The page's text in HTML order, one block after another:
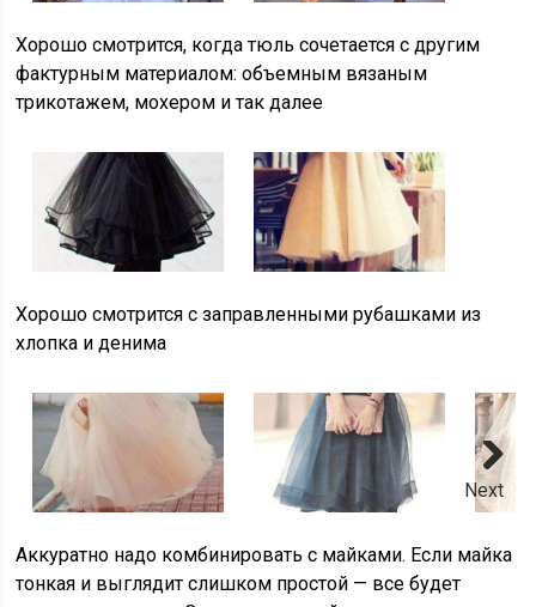
Хорошо смотрится, когда тюль сочетается с другим
фактурным материалом: объемным вязаным
трикотажем, мохером и так далее
Хорошо смотрится с заправленными рубашками из
хлопка и денима
Next
Аккуратно надо комбинировать с майками. Если майка
тонкая и выглядит слишком простой — все будет